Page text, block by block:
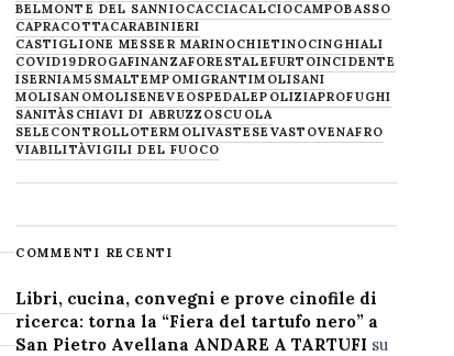
BELMONTE DEL SANNIOCACCIACALCIOCAMPOBASSO
CAPRACOTTACARABINIERI
CASTIGLIONE MESSER MARINOCHIETINOCINGHIALI
COVID19DROGAFINANZAFORESTALEFURTOINCIDENTE
ISERNIAM5SMALTEMPOMIGRANTIMOLISANI
MOLISANOMOLISENEVE OSPEDALEPOLIZIAPROFUGHI
SANITÀSCHIAVI DI ABRUZZOSCUOLA
SELECONTROLLOTERMOLIVASTESE VASTOVENAFRO
VIABILITÀVIGILI DEL FUOCO
COMMENTI RECENTI
Libri, cucina, convegni e prove cinofile di
ricerca: torna la “Fiera del tartufo nero” a
San Pietro Avellana ANDARE A TARTUFI su